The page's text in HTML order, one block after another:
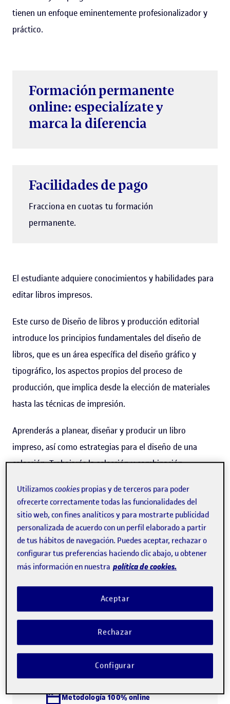
tienen un enfoque eminentemente profesionalizador y
práctico.
Formación permanente
online: especialízate y
marca la diferencia
Facilidades de pago
Fracciona en cuotas tu formación
permanente.
El estudiante adquiere conocimientos y habilidades para
editar libros impresos.
Este curso de Diseño de libros y producción editorial
introduce los principios fundamentales del diseño de
libros, que es un área específica del diseño gráfico y
tipográfico, los aspectos propios del proceso de
producción, que implica desde la elección de materiales
hasta las técnicas de impresión.
Aprenderás a planear, diseñar y producir un libro
impreso, así como estrategias para el diseño de una
colección. Trabajarás la selección y combinación
interiores y cubiertas. Estudiarás macro y
microtipografía, y conocerás los materiales para la
impresión y la encuadernación.
Este curso forma parte del Máster de Formación
Permanente de Edición digital, delDiploma de
Especialización de Tecnologías de la Edición Digital, y del
Leer más
Descarga el programa (PDF)
Metodología 100% online
Utilizamoscookies propias y de terceros para poder
ofrecerte correctamente todas las funcionalidades del
sitio web, con fines analíticos y para mostrarte publicidad
personalizada de acuerdo con un perfil elaborado a partir
de tus hábitos de navegación. Puedes aceptar, rechazar o
configurar tus preferencias haciendo clic abajo, u obtener
más información en nuestra política de cookies.
Rechazar
Aceptar
Configurar